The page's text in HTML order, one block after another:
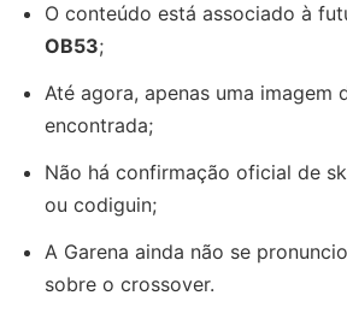
O conteúdo está associado à
OB53;
Até agora, apenas uma imagem
encontrada;
Não há confirmação oficial de
ou codiguin;
A Garena ainda não se
sobre o crossover.